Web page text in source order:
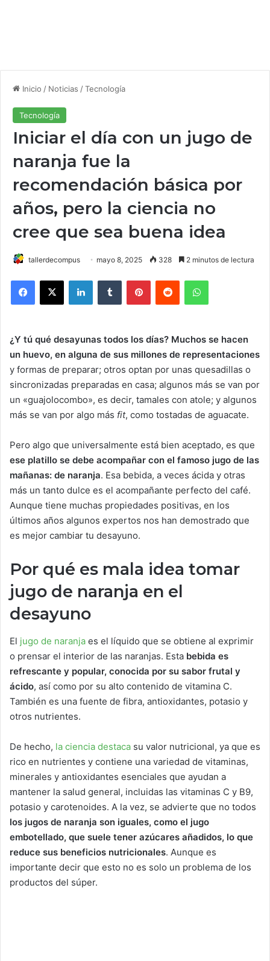
Inicio / Noticias /Tecnología
Tecnología
Iniciar el día con un jugo de
naranja fue la
recomendación básica por
años, pero la ciencia no
cree que sea buena idea
tallerdecompus mayo 8, 2025 328 2 minutos de lectura
¿Y tú qué desayunas todos los días? Muchos se hacen
un huevo, en alguna de sus millones de representaciones
y formas de preparar; otros optan por unas quesadillas o
sincronizadas preparadas en casa; algunos más se van por
un «guajolocombo», es decir, tamales con atole; y algunos
más se van por algo más fit, como tostadas de aguacate.
Pero algo que universalmente está bien aceptado, es que
ese platillo se debe acompañar con el famoso jugo de las
mañanas: de naranja. Esa bebida, a veces ácida y otras
más un tanto dulce es el acompañante perfecto del café.
Aunque tiene muchas propiedades positivas, en los
últimos años algunos expertos nos han demostrado que
es mejor cambiar tu desayuno.
Por qué es mala idea tomar
jugo de naranja en el
desayuno
El jugo de naranja es el líquido que se obtiene al exprimir
o prensar el interior de las naranjas. Esta bebida es
refrescante y popular, conocida por su sabor frutal y
ácido, así como por su alto contenido de vitamina C.
También es una fuente de fibra, antioxidantes, potasio y
otros nutrientes.
De hecho, la ciencia destaca su valor nutricional, ya que es
rico en nutrientes y contiene una variedad de vitaminas,
minerales y antioxidantes esenciales que ayudan a
mantener la salud general, incluidas las vitaminas C y B9,
potasio y carotenoides. A la vez, se advierte que no todos
los jugos de naranja son iguales, como el jugo
embotellado, que suele tener azúcares añadidos, lo que
reduce sus beneficios nutricionales. Aunque es
importante decir que esto no es solo un problema de los
productos del súper.